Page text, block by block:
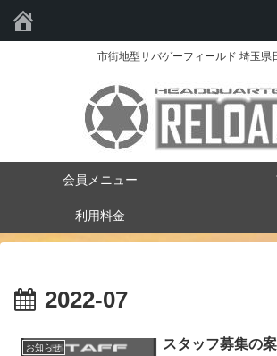
市街地型サバゲーフィールド 埼玉県
会員メニュー
利用料金
2022-07
お知らせ スタッフ募集の